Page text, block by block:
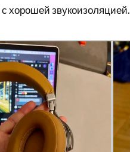
хорошей звукоизоляцией.